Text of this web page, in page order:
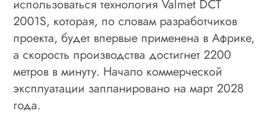
использоваться технология Valmet DCT
2001S, которая, по словам разработчиков
проекта, будет впервые применена в Африке,
а скорость производства достигнет 2200
метров в минуту. Начало коммерческой
эксплуатации запланировано на март 2028
года.